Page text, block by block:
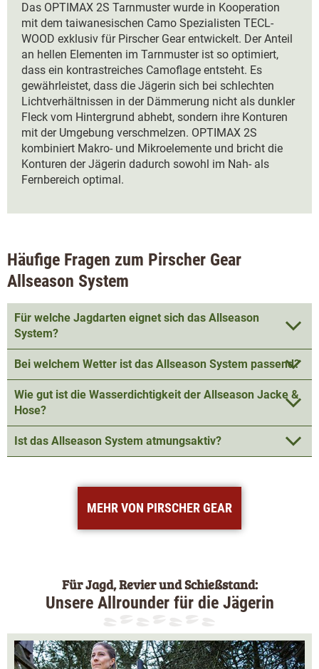
Das OPTIMAX 2S Tarnmuster wurde in Kooperation
mit dem taiwanesischen Camo Spezialisten TECL-
WOOD exklusiv für Pirscher Gear entwickelt. Der Anteil
an hellen Elementen im Tarnmuster ist so optimiert,
dass ein kontrastreiches Camoflage entsteht. Es
gewährleistet, dass die Jägerin sich bei schlechten
Lichtverhältnissen in der Dämmerung nicht als dunkler
Fleck vom Hintergrund abhebt, sondern ihre Konturen
mit der Umgebung verschmelzen. OPTIMAX 2S
kombiniert Makro- und Mikroelemente und bricht die
Konturen der Jägerin dadurch sowohl im Nah- als
Fernbereich optimal.
Häufige Fragen zum Pirscher Gear
Allseason System
Für welche Jagdarten eignet sich das Allseason
System?
Bei welchem Wetter ist das Allseason System passend?
Wie gut ist die Wasserdichtigkeit der Allseason Jacke &
Hose?
Ist das Allseason System atmungsaktiv?
MEHR VON PIRSCHER GEAR
Für Jagd, Revier und Schießstand:
Unsere Allrounder für die Jägerin